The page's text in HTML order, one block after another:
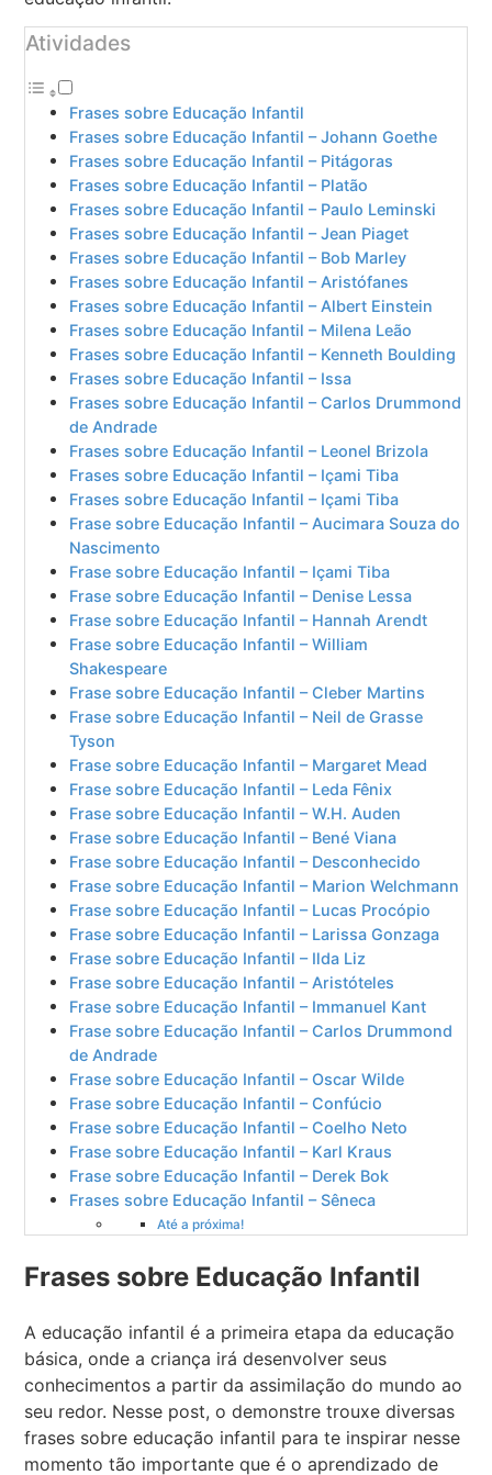
Atividades
Frases sobre Educação Infantil
Frases sobre Educação Infantil – Johann Goethe
Frases sobre Educação Infantil – Pitágoras
Frases sobre Educação Infantil – Platão
Frases sobre Educação Infantil – Paulo Leminski
Frases sobre Educação Infantil – Jean Piaget
Frases sobre Educação Infantil – Bob Marley
Frases sobre Educação Infantil – Aristófanes
Frases sobre Educação Infantil – Albert Einstein
Frases sobre Educação Infantil – Milena Leão
Frases sobre Educação Infantil – Kenneth Boulding
Frases sobre Educação Infantil – Issa
Frases sobre Educação Infantil – Carlos Drummond
de Andrade
Frases sobre Educação Infantil – Leonel Brizola
Frases sobre Educação Infantil – Içami Tiba
Frases sobre Educação Infantil – Içami Tiba
Frase sobre Educação Infantil – Aucimara Souza do
Nascimento
Frase sobre Educação Infantil – Içami Tiba
Frase sobre Educação Infantil – Denise Lessa
Frase sobre Educação Infantil – Hannah Arendt
Frase sobre Educação Infantil – William
Shakespeare
Frase sobre Educação Infantil – Cleber Martins
Frase sobre Educação Infantil – Neil de Grasse
Tyson
Frase sobre Educação Infantil – Margaret Mead
Frase sobre Educação Infantil – Leda Fênix
Frase sobre Educação Infantil – W.H. Auden
Frase sobre Educação Infantil – Bené Viana
Frase sobre Educação Infantil – Desconhecido
Frase sobre Educação Infantil – Marion Welchmann
Frase sobre Educação Infantil – Lucas Procópio
Frase sobre Educação Infantil – Larissa Gonzaga
Frase sobre Educação Infantil – Ilda Liz
Frase sobre Educação Infantil – Aristóteles
Frase sobre Educação Infantil – Immanuel Kant
Frase sobre Educação Infantil – Carlos Drummond
de Andrade
Frase sobre Educação Infantil – Oscar Wilde
Frase sobre Educação Infantil – Confúcio
Frase sobre Educação Infantil – Coelho Neto
Frase sobre Educação Infantil – Karl Kraus
Frase sobre Educação Infantil – Derek Bok
Frases sobre Educação Infantil – Sêneca
Até a próxima!
Frases sobre Educação Infantil
A educação infantil é a primeira etapa da educação
básica, onde a criança irá desenvolver seus
conhecimentos a partir da assimilação do mundo ao
seu redor. Nesse post, o demonstre trouxe diversas
frases sobre educação infantil para te inspirar nesse
momento tão importante que é o aprendizado de